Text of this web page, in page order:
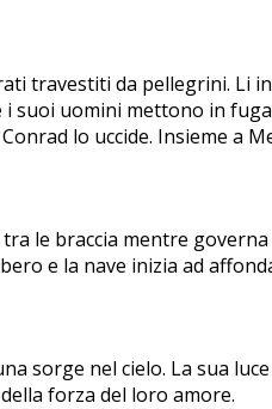
travestiti da pellegrini.
suoi uomini mettono in
lo uccide. Insieme a
le braccia mentre
e la nave inizia ad
sorge nel cielo. La sua
forza del loro amore.